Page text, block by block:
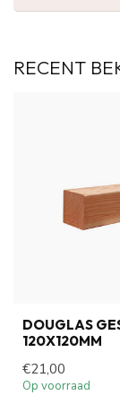
RECENT
DOUGLAS
120X120MM
€21,00
Op voorraad